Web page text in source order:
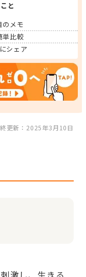
と
のメモ
単比較
シェア
更新：2025年3月10日